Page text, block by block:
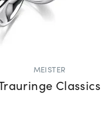
MEISTER
Trauringe Classics